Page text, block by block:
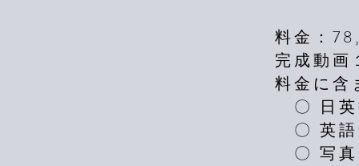
料金：
完成動
料金に含
〇 日
〇 英語
〇 写真